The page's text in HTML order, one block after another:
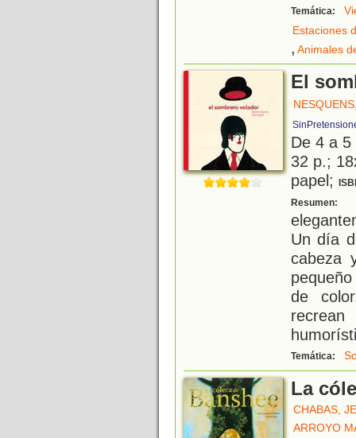
Temática:
Estaciones
, Animales
El
De 4 a
32 p.;
papel;
Resumen:
Un día
cabeza
de
Temática:
La
CHABAS,
ARROYO